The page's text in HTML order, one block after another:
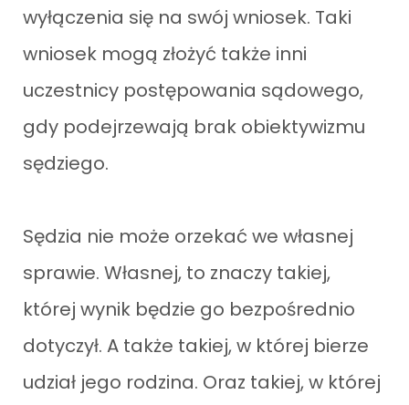
wyłączenia się na swój wniosek. Taki
wniosek mogą złożyć także inni
uczestnicy postępowania sądowego,
gdy podejrzewają brak obiektywizmu
sędziego.
Sędzia nie może orzekać we własnej
sprawie. Własnej, to znaczy takiej,
której wynik będzie go bezpośrednio
dotyczył. A także takiej, w której bierze
udział jego rodzina. Oraz takiej, w której